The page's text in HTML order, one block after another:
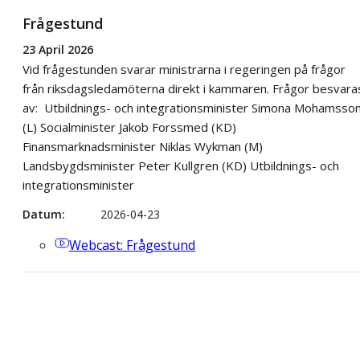
Frågestund
23 April 2026
Vid frågestunden svarar ministrarna i regeringen på frågor
från riksdagsledamöterna direkt i kammaren. Frågor
av: Utbildnings- och integrationsminister Simona
(L) Socialminister Jakob Forssmed (KD)
Finansmarknadsminister Niklas Wykman (M)
Landsbygdsminister Peter Kullgren (KD) Utbildnings- och
integrationsminister
Datum 2026-04-23
Webcast: Frågestund